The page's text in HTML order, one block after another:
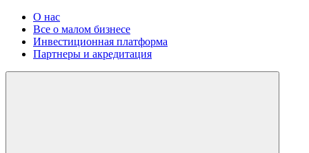
О нас
Все о малом бизнесе
Инвестиционная платформа
Партнеры и акредитация